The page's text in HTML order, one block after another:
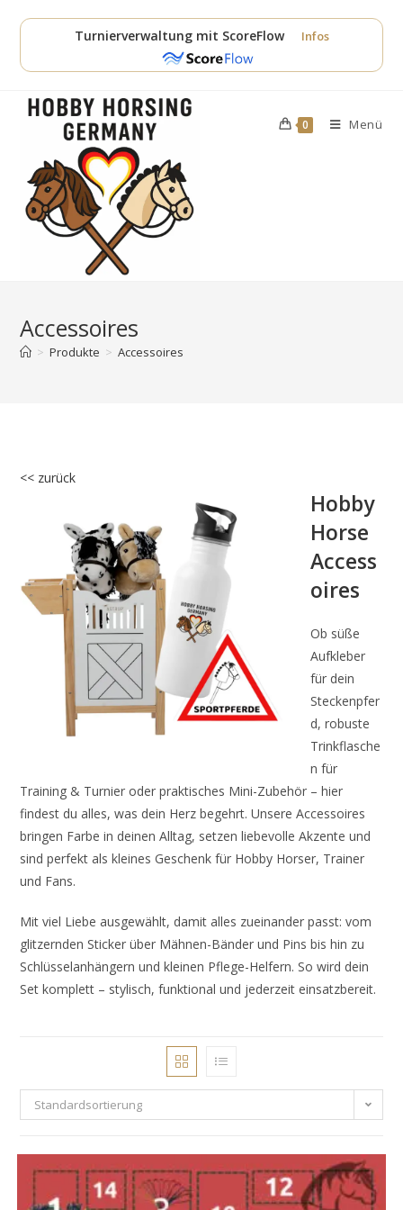
Inhalt
Turnierverwaltung mit ScoreFlow Infos
0 Menü
Accessoires
> Produkte > Accessoires
<< zurück
Hobby
Horse
Access
oires
Ob süße
Aufkleber
für dein
Steckenpfer
d, robuste
Trinkflasche
n für
Training & Turnier oder praktisches Mini-Zubehör – hier
findest du alles, was dein Herz begehrt. Unsere Accessoires
bringen Farbe in deinen Alltag, setzen liebevolle Akzente und
sind perfekt als kleines Geschenk für Hobby Horser, Trainer
und Fans.
Mit viel Liebe ausgewählt, damit alles zueinander passt: vom
glitzernden Sticker über Mähnen-Bänder und Pins bis hin zu
Schlüsselanhängern und kleinen Pflege-Helfern. So wird dein
Set komplett – stylisch, funktional und jederzeit einsatzbereit.
Standardsortierung